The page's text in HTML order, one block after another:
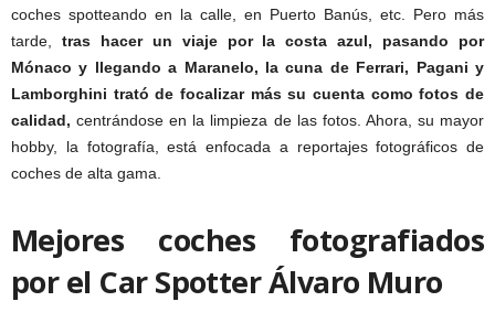
coches spotteando en la calle, en Puerto Banús, etc. Pero más
tarde, tras hacer un viaje por la costa azul, pasando por
Mónaco y llegando a Maranelo, la cuna de Ferrari, Pagani y
Lamborghini trató de focalizar más su cuenta como fotos de
calidad, centrándose en la limpieza de las fotos. Ahora, su mayor
hobby, la fotografía, está enfocada a reportajes fotográficos de
coches de alta gama.
Mejores coches fotografiados
por el Car Spotter Álvaro Muro